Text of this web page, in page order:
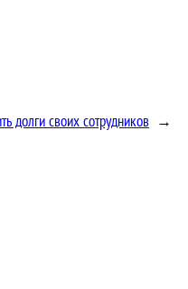
долги своих сотрудников →